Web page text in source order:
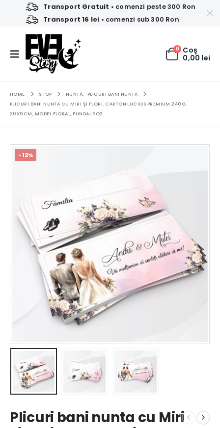
Transport Gratuit • comenzi peste 300 Ron
Transport 16 lei • comenzi sub 300 Ron
0 Coş
0,00 lei
HOME SHOP NUNTĂ,
PLICURI BANI NUNTA
PLICURI BANI NUNTA CU MIRI ŞI FLORI, CARTON LUCIOS PREMIUM 240G,
20X9CM, MODEL FLORAL, FUNDAL ROZ
-12%
Plicuri bani nunta cu Miri